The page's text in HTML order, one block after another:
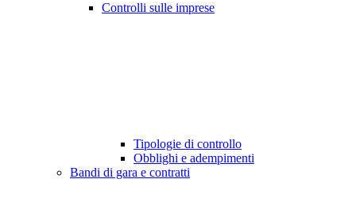
Controlli sulle imprese
Tipologie di controllo
Obblighi e adempimenti
Bandi di gara e contratti